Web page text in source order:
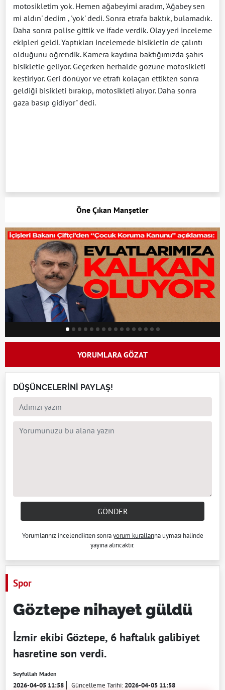
motosikletim yok. Hemen ağabeyimi aradım, 'Ağabey sen
mi aldın' dedim , 'yok' dedi. Sonra etrafa baktık, bulamadık.
Daha sonra polise gittik ve ifade verdik. Olay yeri inceleme
ekipleri geldi. Yaptıkları incelemede bisikletin de çalıntı
olduğunu öğrendik. Kamera kaydına baktığımızda şahıs
bisikletle geliyor. Geçerken herhalde gözüne motosikleti
kestiriyor. Geri dönüyor ve etrafı kolaçan ettikten sonra
geldiği bisikleti bırakıp, motosikleti alıyor. Daha sonra
gaza basıp gidiyor" dedi.
Öne Çıkan Manşetler
YORUMLARA GÖZAT
DÜŞÜNCELERİNİ PAYLAŞ!
GÖNDER
Yorumlarınız incelendikten sonrayorum kurallarına uyması halinde
yayına alıncaktır.
Spor
Göztepe nihayet güldü
İzmir ekibi Göztepe, 6 haftalık galibiyet
hasretine son verdi.
Seyfullah Maden
2026-04-05 11:58 Güncelleme Tarihi:2026-04-05 11:58